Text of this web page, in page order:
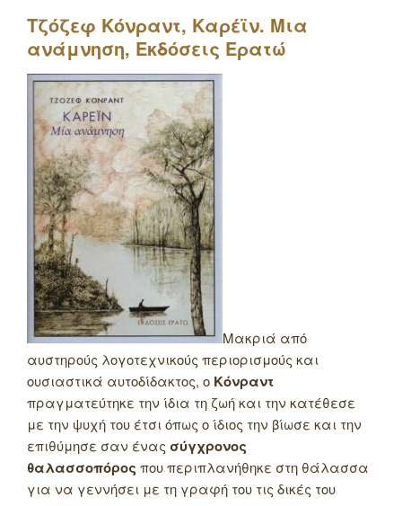
Τζόζεφ Κόνραντ, Καρέϊν. Μια
ανάμνηση, Εκδόσεις Ερατώ
Μακριά από
αυστηρούς λογοτεχνικούς περιορισμούς και
ουσιαστικά αυτοδίδακτος, ο Κόνραντ
πραγματεύτηκε την ίδια τη ζωή και την κατέθεσε
με την ψυχή του έτσι όπως ο ίδιος την βίωσε και την
επιθύμησε σαν ένας σύγχρονος
θαλασσοπόρος που περιπλανήθηκε στη θάλασσα
για να γεννήσει με τη γραφή του τις δικές του